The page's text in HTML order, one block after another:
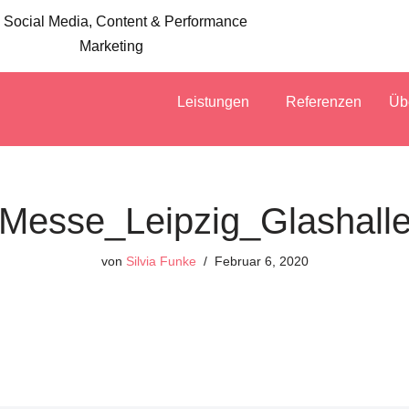
Social Media, Content & Performance
Marketing
Leistungen Referenzen
von Silvia Funke Februar 6, 2020